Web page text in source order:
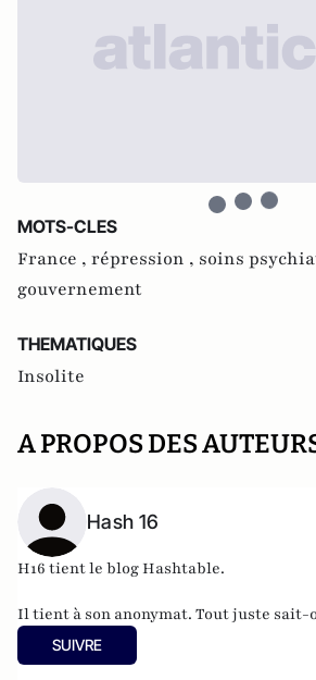
MOTS-CLES
France , répression , soins
gouvernement
THEMATIQUES
Insolite
A PROPOS DES
Hash 16
H16 tient le blogHashtable.
Il tient à son anonymat. Tout juste sait-
informaticien à l'humour acerbe habite
travaille pour"une grosse boutique qui
SUIVRE